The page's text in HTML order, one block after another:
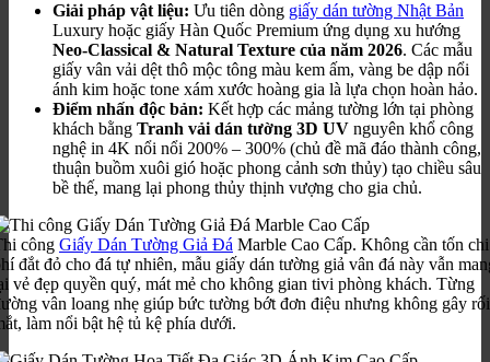
Giải pháp vật liệu: Ưu tiên dòng giấy dán tường Nhật Bản
Luxury hoặc giấy Hàn Quốc Premium ứng dụng xu hướng
Neo-Classical & Natural Texture của năm 2026. Các mẫu
giấy vân vải dệt thô mộc tông màu kem ấm, vàng be dập nổi
ánh kim hoặc tone xám xước hoàng gia là lựa chọn hoàn hảo.
Điểm nhấn độc bản: Kết hợp các mảng tường lớn tại phòng
khách bằng Tranh vải dán tường 3D UV nguyên khổ công
nghệ in 4K nổi nổi 200% – 300% (chủ đề mã đáo thành công,
thuận buồm xuôi gió hoặc phong cảnh sơn thủy) tạo chiều sâu
bề thế, mang lại phong thủy thịnh vượng cho gia chủ.
công Giấy Dán Tường Giả Đá Marble Cao Cấp. Không cần tốn chi
đắt đỏ cho đá tự nhiên, mẫu giấy dán tường giả vân đá này vẫn
vẻ đẹp quyền quý, mát mẻ cho không gian tivi phòng khách. Từng
vân loang nhẹ giúp bức tường bớt đơn điệu nhưng không gây rối
làm nổi bật hệ tủ kệ phía dưới.